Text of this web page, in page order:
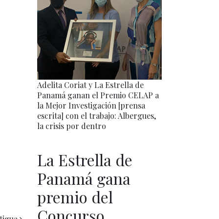
Adelita Coriat y La Estrella de
Panamá ganan el Premio CELAP a
la Mejor Investigación [prensa
escrita] con el trabajo: Albergues,
la crisis por dentro
La Estrella de
Panamá gana
premio del